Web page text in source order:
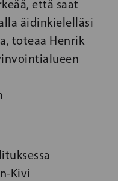
että saat
äidinkielelläsi
toteaa Henrik
Kivi